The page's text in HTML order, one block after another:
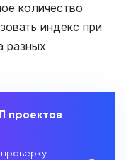
количество
индекс при
разных
проектов